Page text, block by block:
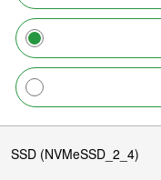
SSD (NVMeSSD_2_4)